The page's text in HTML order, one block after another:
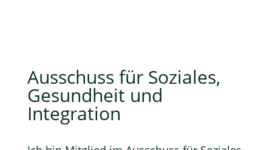
Ausschuss für Soziales,
Gesundheit und
Integration